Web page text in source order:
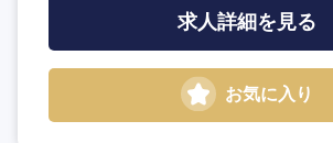
求人詳細を見る
お気に入り